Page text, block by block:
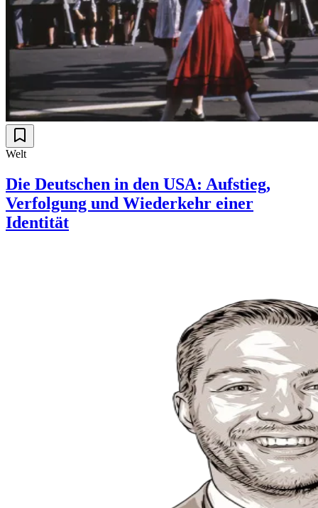
Welt
Die Deutschen in den USA: Aufstieg,
Verfolgung und Wiederkehr einer
Identität